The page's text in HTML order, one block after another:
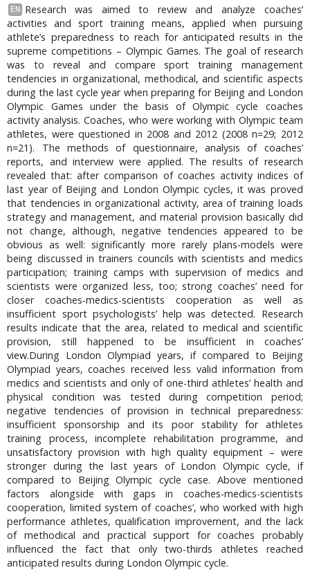
EN
Research was aimed to review and analyze coaches’
activities and sport training means, applied when pursuing
athlete’s preparedness to reach for anticipated results in the
supreme competitions – Olympic Games. The goal of research
was to reveal and compare sport training management
tendencies in organizational, methodical, and scientific aspects
during the last cycle year when preparing for Beijing and London
Olympic Games under the basis of Olympic cycle coaches
activity analysis. Coaches, who were working with Olympic team
athletes, were questioned in 2008 and 2012 (2008 n=29; 2012
n=21). The methods of questionnaire, analysis of coaches’
reports, and interview were applied. The results of research
revealed that: after comparison of coaches activity indices of
last year of Beijing and London Olympic cycles, it was proved
that tendencies in organizational activity, area of training loads
strategy and management, and material provision basically did
not change, although, negative tendencies appeared to be
obvious as well: significantly more rarely plans-models were
being discussed in trainers councils with scientists and medics
participation; training camps with supervision of medics and
scientists were organized less, too; strong coaches’ need for
closer coaches-medics-scientists cooperation as well as
insufficient sport psychologists’ help was detected. Research
results indicate that the area, related to medical and scientific
provision, still happened to be insufficient in coaches’
view.During London Olympiad years, if compared to Beijing
Olympiad years, coaches received less valid information from
medics and scientists and only of one-third athletes’ health and
physical condition was tested during competition period;
negative tendencies of provision in technical preparedness:
insufficient sponsorship and its poor stability for athletes
training process, incomplete rehabilitation programme, and
unsatisfactory provision with high quality equipment – were
stronger during the last years of London Olympic cycle, if
compared to Beijing Olympic cycle case. Above mentioned
factors alongside with gaps in coaches-medics-scientists
cooperation, limited system of coaches’, who worked with high
performance athletes, qualification improvement, and the lack
of methodical and practical support for coaches probably
influenced the fact that only two-thirds athletes reached
anticipated results during London Olympic cycle.